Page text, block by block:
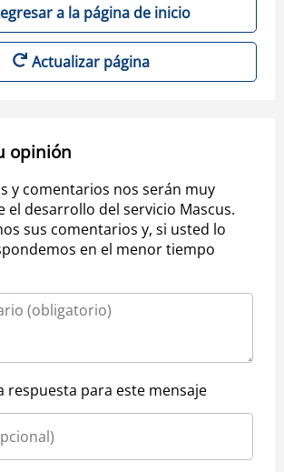
a la página de inicio
Actualizar página
opinión
y comentarios nos serán muy
el desarrollo del servicio Mascus.
sus comentarios y, si usted lo
en el menor tiempo
respuesta para este mensaje